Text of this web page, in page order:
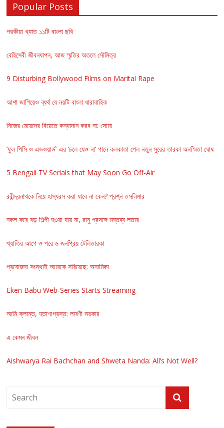
Popular Posts
পরকীয়া খ্যাত ১১টি বাংলা ছবি
বেহিসেবী জীবনযাপন, আজ স্মৃতির অতলে সৌমিত্র
9 Disturbing Bollywood Films on Marital Rape
আশা জাগিয়েও ব্যর্থ যে নয়টি বাংলা ধারাবাহিক
নিজের মেয়েদের বিয়েতে কন্যাদান করব না: সোমা
‘ফুল পিসি ও এডওয়ার্ড’-এর ‘চলে যেও না’ গানে কলকাতা পেল নতুন সুরের তারকা অনস্মিতা ঘোষ
5 Bengali TV Serials that May Soon Go Off-Air
রবীন্দ্রনাথকে নিয়ে হাস্যরস করা যাবে না কেন? প্রশ্ন তসলিমার
নকল করে বড় শিল্পী হওয়া যায় না, রানু প্রসঙ্গে মন্তব্য লতার
খ্যাতির আগে ও পরে ৬ জনপ্রিয় টেলিতারকা
প্রযোজনা সংস্থাই আমাকে সরিয়েছে: অনামিকা
Eken Babu Web-Series Starts Streaming
আমি ক্লান্ত, হতাশাগ্রস্ত: লাবণী সরকার
এ কেমন জীবন
Aishwarya Rai Bachchan and Shweta Nanda: All’s Not Well?